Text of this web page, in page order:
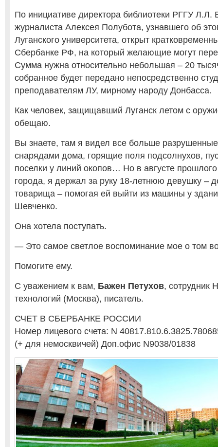
По инициативе директора библиотеки РГГУ Л.Л.
журналиста Алексея Полубота, узнавшего об
Луганского университета, открыт
Сбербанке РФ, на который желающие могут
Сумма нужна относительно небольшая – 20
собранное будет передано непосредственно
преподавателям ЛУ, мирному народу Донбасса.
Как человек, защищавший Луганск летом с
обещаю.
Вы знаете, там я видел все больше
снарядами дома, горящие поля подсолнухов,
поселки у линий окопов… Но в августе
города, я держал за руку 18-летнюю девушку –
товарища – помогая ей выйти из машины у
Шевченко.
Она хотела поступать.
— Это самое светлое воспоминание мое о том
Помогите ему.
С уважением к вам, Бажен Петухов, сотрудник
технологий (Москва), писатель.
СЧЕТ В СБЕРБАНКЕ РОССИИ
Номер лицевого счета: N
(+ для немосквичей) Доп.офис N9038/01838